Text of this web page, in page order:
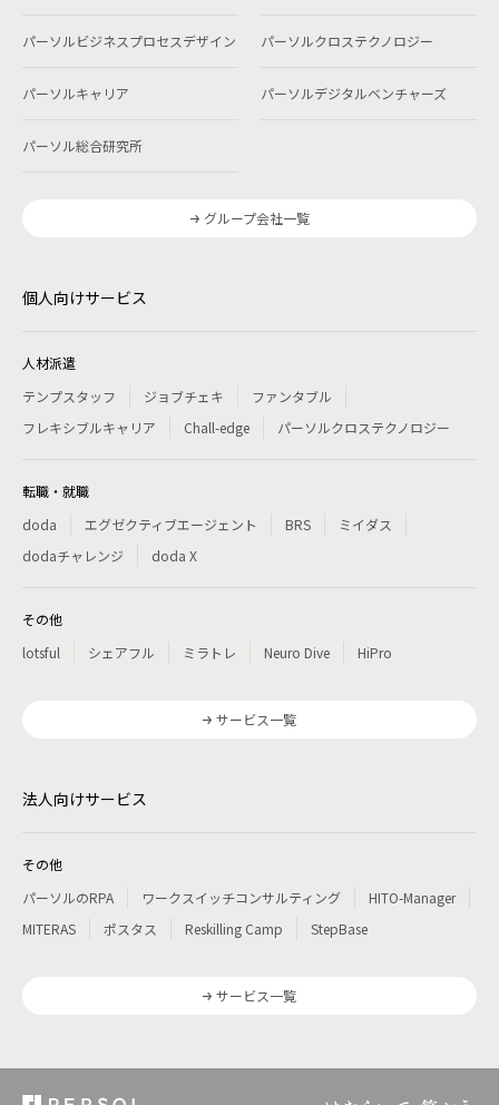
パーソルビジネスプロセスデザイン パーソルクロステクノロジー
パーソルキャリア パーソルデジタルベンチャーズ
パーソル総合研究所
グループ会社一覧
個人向けサービス
人材派遣
テンプスタッフ
ジョブチェキ
ファンタブル
フレキシブルキャリア
Chall-edge パーソルクロステクノロジー
転職・就職
doda
エグゼクティブエージェント BRS
ミイダス
dodaチャレンジ
doda X
その他
lotsful
シェアフル ミラトレ Neuro Dive HiPro
サービス一覧
法人向けサービス
その他
パーソルのRPA
ワークスイッチコンサルティング
HITO-Manager
MITERAS
ポスタス Reskilling Camp StepBase
サービス一覧